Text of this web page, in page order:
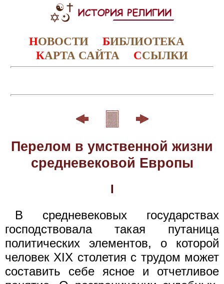
НОВОСТИ БИБЛИОТЕКА
КАРТА САЙТА ССЫЛКИ
Перелом в умственной жизни
средневековой Европы
I
В средневековых государствах
господствовала такая путаница
политических элементов, о которой
человек XIX столетия с трудом может
составить себе ясное и отчетливое